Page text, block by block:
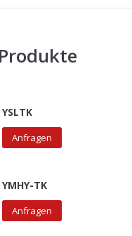
YSLTK
Anfragen
YMHY-TK
Anfragen